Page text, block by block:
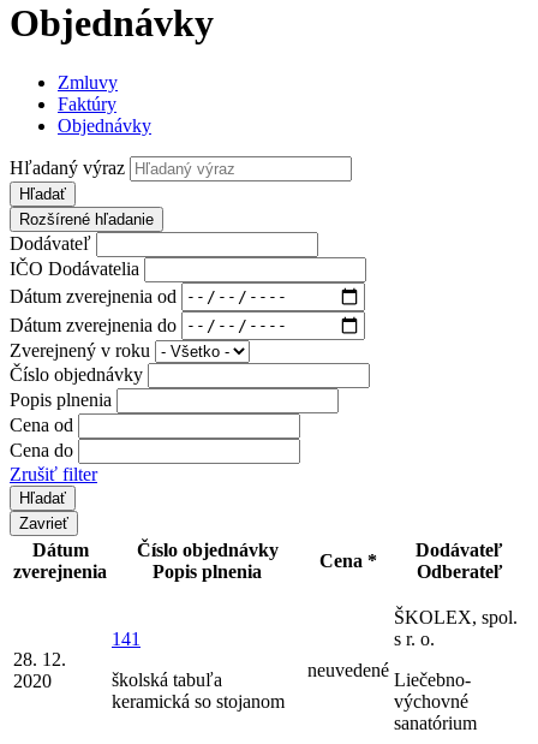
Objednávky
Zmluvy
Faktúry
Objednávky
Hľadaný výraz
Hľadať
Rozšírené hľadanie
Dodávateľ
IČO Dodávatelia
Dátum zverejnenia od
Dátum zverejnenia do
Zverejnený v roku
Číslo objednávky
Popis plnenia
Cena od
Cena do
Zrušiť filter
Zavrieť
Dátum
zverejnenia
Číslo objednávky
Popis plnenia
Cena *
Dodávateľ
Odberateľ
28. 12.
2020
141
školská tabuľa
keramická so stojanom
neuvedené
ŠKOLEX, spol.
s r. o.
Liečebno-
výchovné
sanatórium